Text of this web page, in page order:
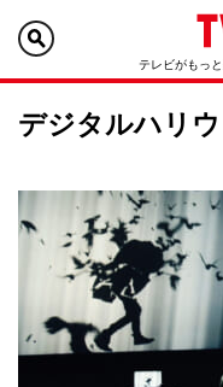
テレビがもっ
デジタルハリ